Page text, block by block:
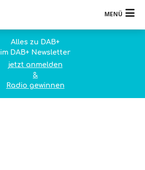
MENÜ
Alles zu DAB+
im DAB+ Newsletter
jetzt anmelden
&
Radio gewinnen